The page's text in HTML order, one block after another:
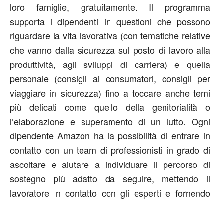
loro famiglie, gratuitamente. Il programma
supporta i dipendenti in questioni che possono
riguardare la vita lavorativa (con tematiche relative
che vanno dalla sicurezza sul posto di lavoro alla
produttività, agli sviluppi di carriera) e quella
personale (consigli ai consumatori, consigli per
viaggiare in sicurezza) fino a toccare anche temi
più delicati come quello della genitorialità o
l’elaborazione e superamento di un lutto. Ogni
dipendente Amazon ha la possibilità di entrare in
contatto con un team di professionisti in grado di
ascoltare e aiutare a individuare il percorso di
sostegno più adatto da seguire, mettendo il
lavoratore in contatto con gli esperti e fornendo